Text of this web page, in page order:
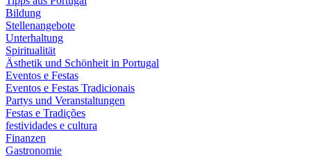
Bildung
Stellenangebote
Unterhaltung
Spiritualität
Ästhetik und Schönheit in Portugal
Eventos e Festas
Eventos e Festas Tradicionais
Partys und Veranstaltungen
Festas e Tradições
festividades e cultura
Finanzen
Gastronomie